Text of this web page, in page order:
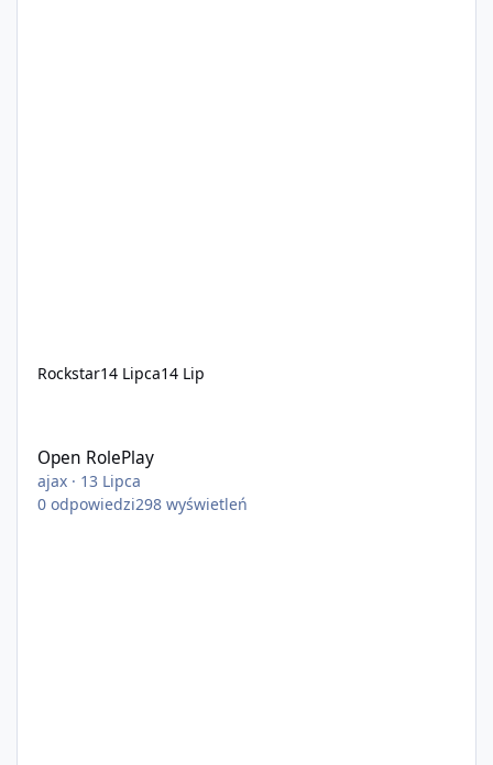
Rockstar14 Lipca14 Lip
Open RolePlay
ajax · 13 Lipca
0 odpowiedzi298 wyświetleń